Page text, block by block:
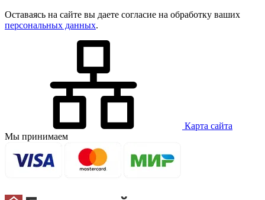
Оставаясь на сайте вы даете согласие на обработку ваших
персональных данных.
Карта сайта
Мы принимаем